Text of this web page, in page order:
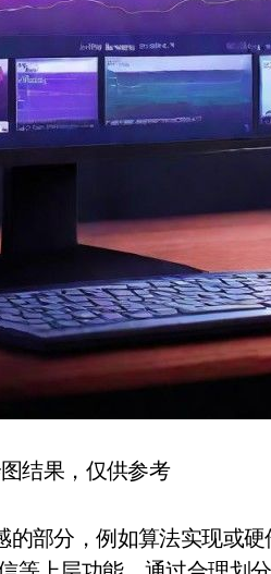
结果，仅供参考
部分，例如算法实现或